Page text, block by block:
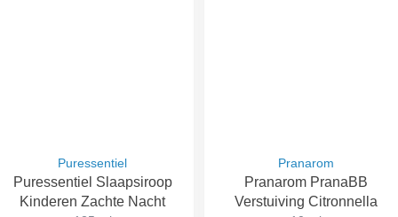
Puressentiel
Puressentiel Slaapsiroop
Kinderen Zachte Nacht
Pranarom
Pranarom PranaBB
Verstuiving Citronnella